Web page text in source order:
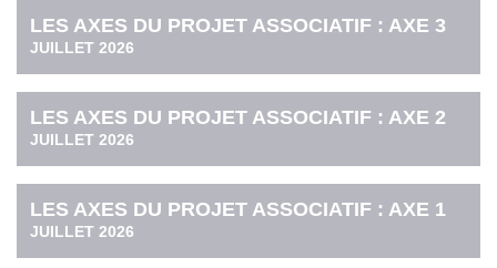
LES AXES DU PROJET ASSOCIATIF : AXE 3
JUILLET 2026
LES AXES DU PROJET ASSOCIATIF : AXE 2
JUILLET 2026
LES AXES DU PROJET ASSOCIATIF : AXE 1
JUILLET 2026